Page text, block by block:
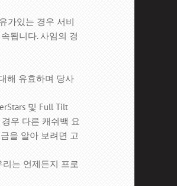
가있는 경우 서비
됩니다. 사임의 경
해 유효하며 당사
및 Full Tilt
우 다른 캐쉬백 요
을 알아 보려면 고
리는 언제든지 프로